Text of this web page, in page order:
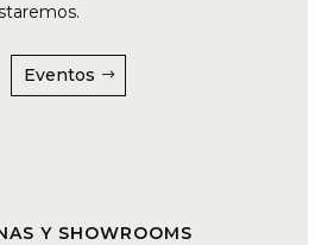
Eventos
Y SHOWROOMS